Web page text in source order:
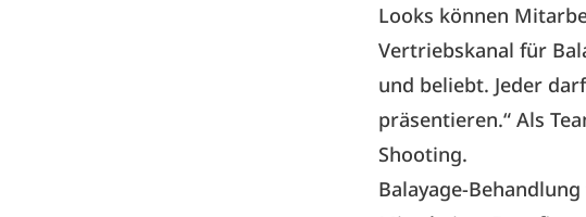
Looks können
Vertriebskanal für
und beliebt. Jeder
präsentieren.“ Als
Shooting.
Balayage-